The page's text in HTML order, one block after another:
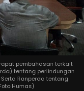
rapat pembahasan terkait
tentang perlindungan
Ranperda tentang
Humas)